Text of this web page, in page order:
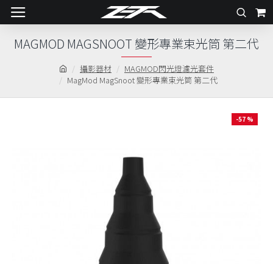
攝影器材
MAGMOD閃光燈濾光套件
MagMod MagSnoot 變形專業束光筒 第二代
MAGMOD MAGSNOOT 變形專業束光筒 第二代
-57 %